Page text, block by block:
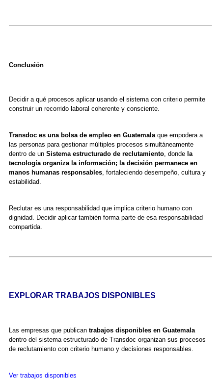
Conclusión
Decidir a qué procesos aplicar usando el sistema con criterio permite
construir un recorrido laboral coherente y consciente.
Transdoc es una bolsa de empleo en Guatemalaque empodera a
las personas para gestionar múltiples procesos simultáneamente
dentro de un Sistema estructurado de reclutamiento, donde la
tecnología organiza la información; la decisión permanece en
manos humanas responsables, fortaleciendo desempeño, cultura y
estabilidad.
Reclutar es una responsabilidad que implica criterio humano con
dignidad. Decidir aplicar también forma parte de esa responsabilidad
compartida.
EXPLORAR TRABAJOS DISPONIBLES
Las empresas que publican trabajos disponibles en Guatemala
dentro del sistema estructurado de Transdoc organizan sus procesos
de reclutamiento con criterio humano y decisiones responsables.
Ver trabajos disponibles